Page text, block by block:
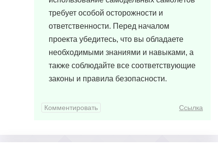
требует особой осторожности и
ответственности. Перед началом
проекта убедитесь, что вы обладаете
необходимыми знаниями и навыками, а
также соблюдайте все соответствующие
законы и правила безопасности.
Комментировать Ссылка